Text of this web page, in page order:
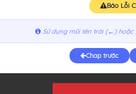
Báo Lỗi
Sử dụng mũi tên trái (←)
Chap trước